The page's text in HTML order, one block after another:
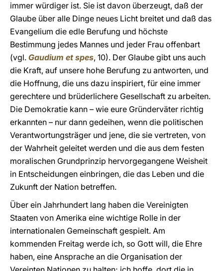
immer würdiger ist. Sie ist davon überzeugt, daß der
Glaube über alle Dinge neues Licht breitet und daß das
Evangelium die edle Berufung und höchste
Bestimmung jedes Mannes und jeder Frau offenbart
(vgl. Gaudium et spes, 10). Der Glaube gibt uns auch
die Kraft, auf unsere hohe Berufung zu antworten, und
die Hoffnung, die uns dazu inspiriert, für eine immer
gerechtere und brüderlichere Gesellschaft zu arbeiten.
Die Demokratie kann – wie eure Gründerväter richtig
erkannten – nur dann gedeihen, wenn die politischen
Verantwortungsträger und jene, die sie vertreten, von
der Wahrheit geleitet werden und die aus dem festen
moralischen Grundprinzip hervorgegangene Weisheit
in Entscheidungen einbringen, die das Leben und die
Zukunft der Nation betreffen.
Über ein Jahrhundert lang haben die Vereinigten
Staaten von Amerika eine wichtige Rolle in der
internationalen Gemeinschaft gespielt. Am
kommenden Freitag werde ich, so Gott will, die Ehre
haben, eine Ansprache an die Organisation der